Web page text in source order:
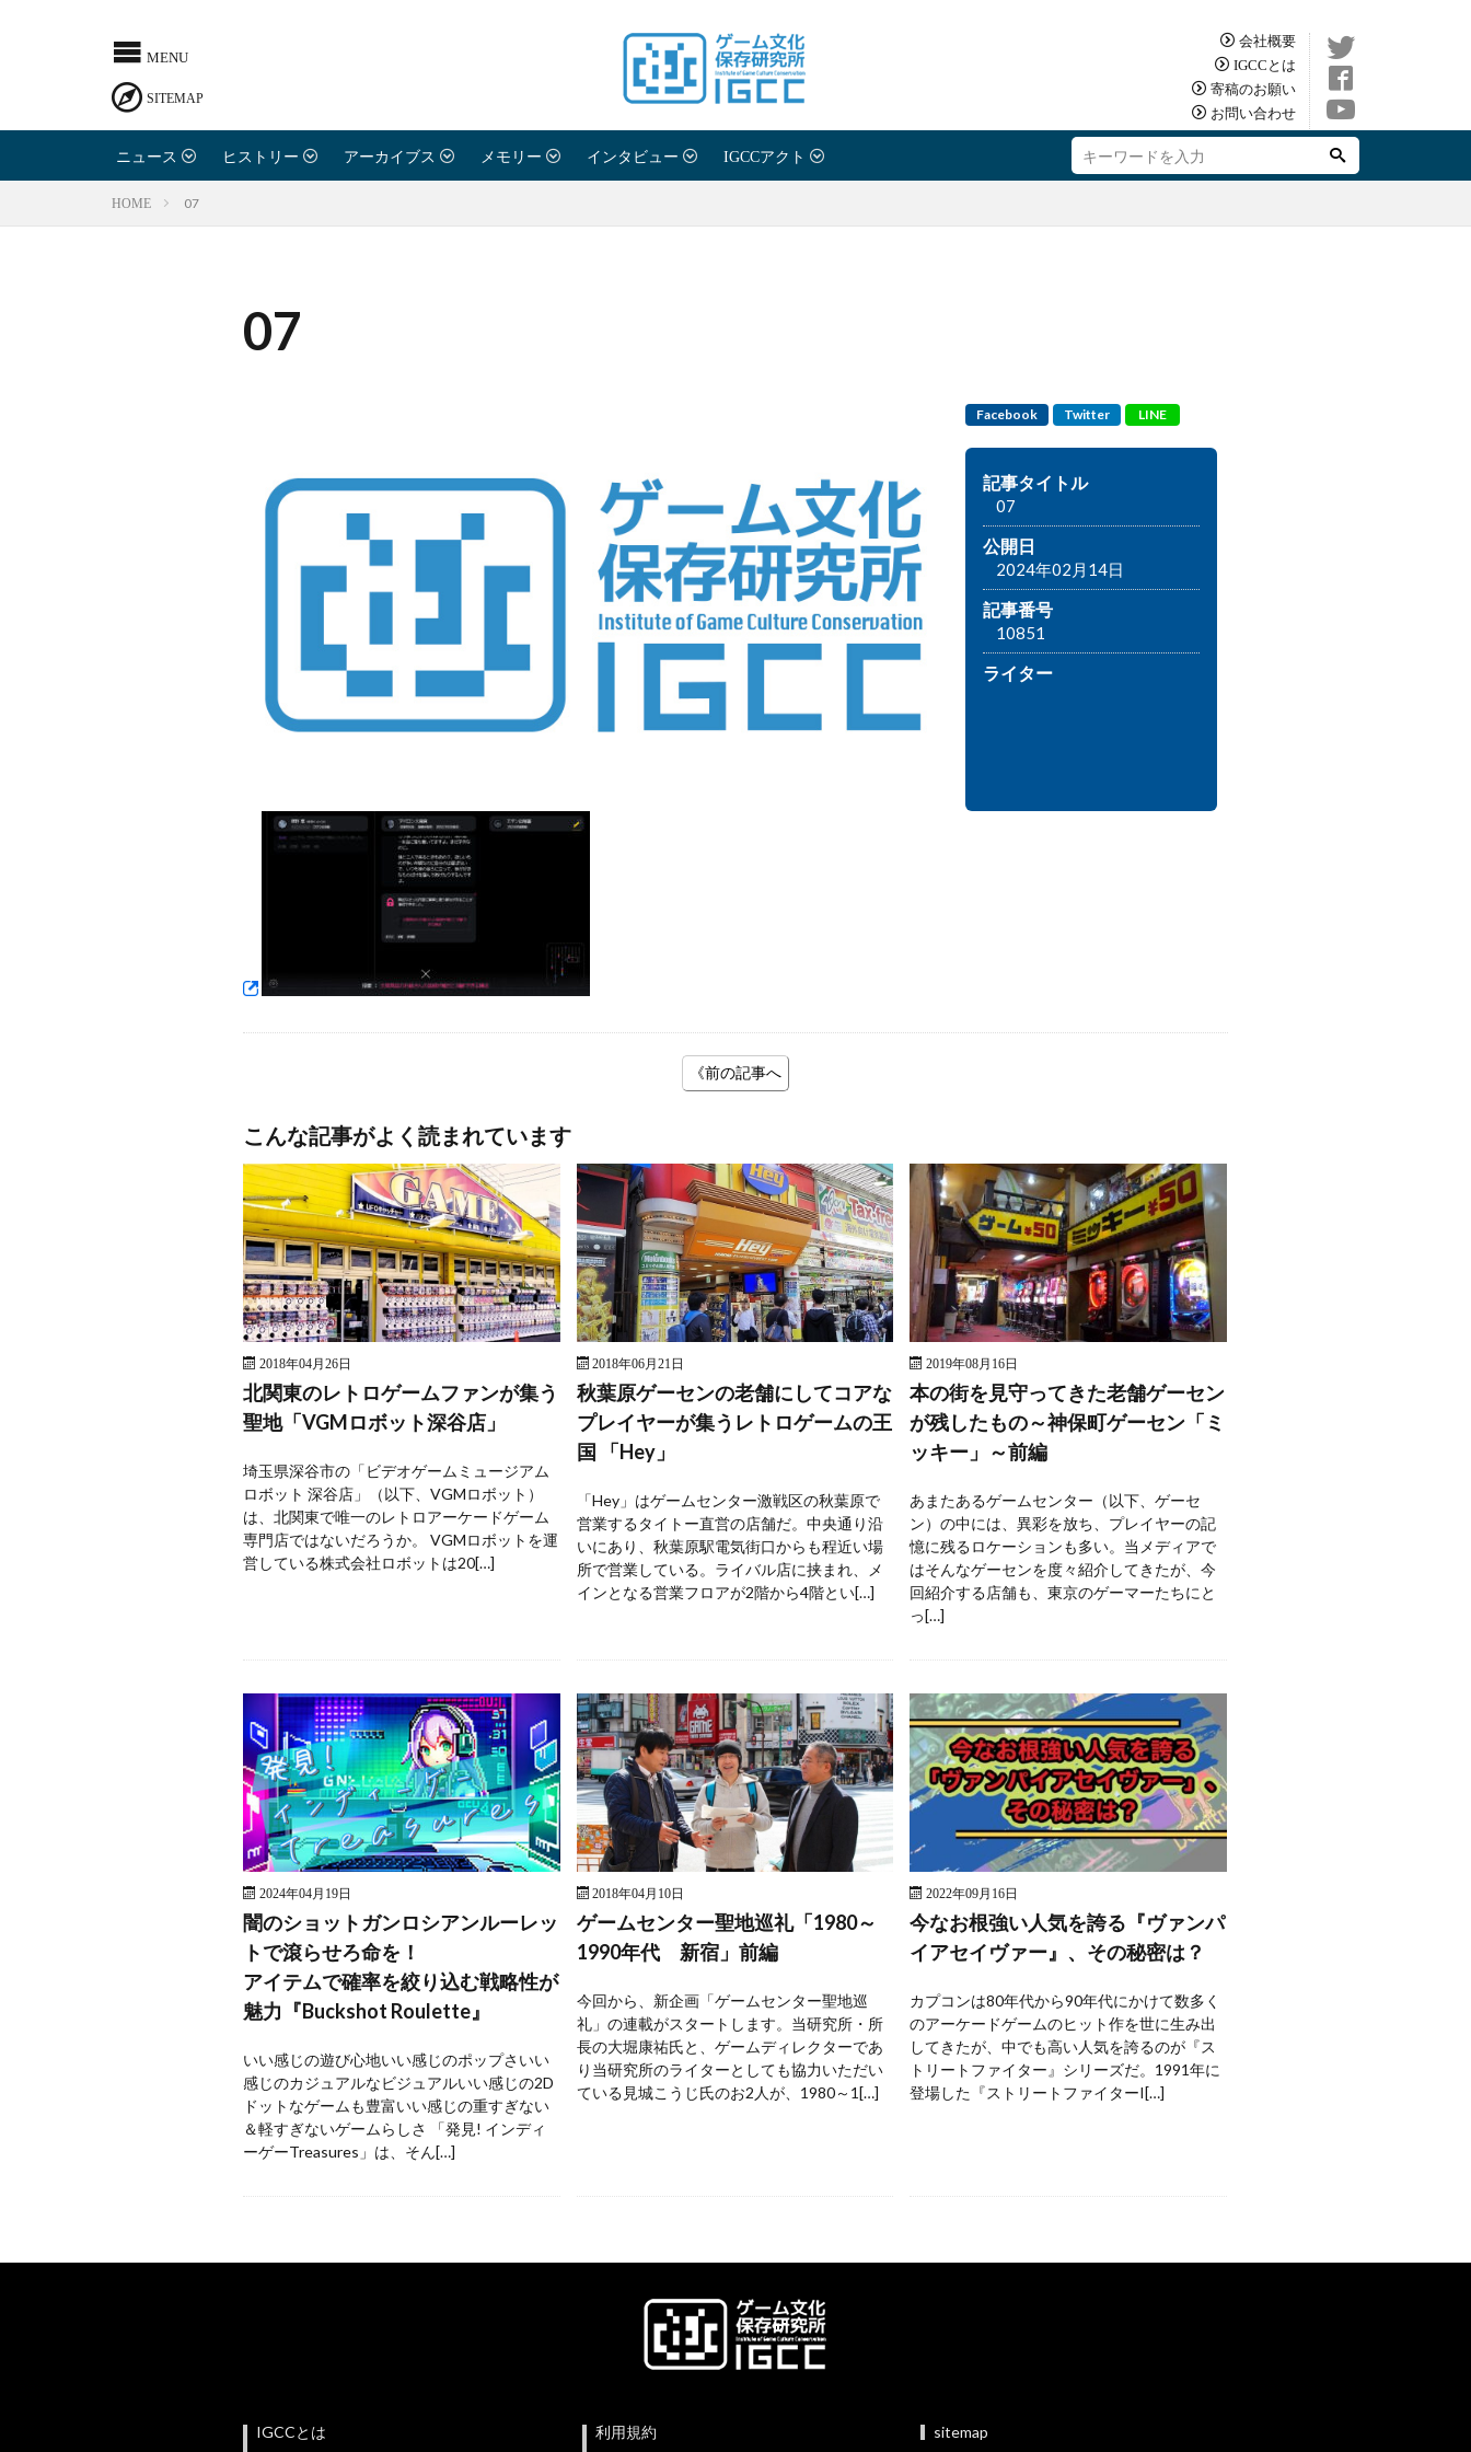
会社概要
IGCCとは
寄稿のお願い
お問い合わせ
ニュース ヒストリー アーカイブス メモリー インタビュー IGCCアクト
HOME 07
07
Facebook Twitter LINE
記事タイトル
07
公開日
2024年02月14日
記事番号
10851
ライター
《前の記事へ
こんな記事がよく読まれています
2018年04月26日
北関東のレトロゲームファンが集う
聖地「VGMロボット深谷店」
埼玉県深谷市の「ビデオゲームミュージアム
ロボット 深谷店」（以下、VGMロボット）
は、北関東で唯一のレトロアーケードゲーム
専門店ではないだろうか。 VGMロボットを運
営している株式会社ロボットは20[…]
2018年06月21日
秋葉原ゲーセンの老舗にしてコアな
プレイヤーが集うレトロゲームの王
国 「Hey」
「Hey」はゲームセンター激戦区の秋葉原で
営業するタイトー直営の店舗だ。中央通り沿
いにあり、秋葉原駅電気街口からも程近い場
所で営業している。ライバル店に挟まれ、メ
インとなる営業フロアが2階から4階とい[…]
2019年08月16日
本の街を見守ってきた老舗ゲーセン
が残したもの～神保町ゲーセン「ミ
ッキー」～前編
あまたあるゲームセンター（以下、ゲーセ
ン）の中には、異彩を放ち、プレイヤーの記
憶に残るロケーションも多い。当メディアで
はそんなゲーセンを度々紹介してきたが、今
回紹介する店舗も、東京のゲーマーたちにと
っ[…]
2024年04月19日
闇のショットガンロシアンルーレッ
トで滾らせろ命を！
アイテムで確率を絞り込む戦略性が
魅力『Buckshot Roulette』
いい感じの遊び心地いい感じのポップさいい
感じのカジュアルなビジュアルいい感じの2D
ドットなゲームも豊富いい感じの重すぎない
＆軽すぎないゲームらしさ 「発見! インディ
ーゲーTreasures」は、そん[…]
2018年04月10日
ゲームセンター聖地巡礼「1980～
1990年代 新宿」前編
今回から、新企画「ゲームセンター聖地巡
礼」の連載がスタートします。当研究所・所
長の大堀康祐氏と、ゲームディレクターであ
り当研究所のライターとしても協力いただい
ている見城こうじ氏のお2人が、1980～1[…]
2022年09月16日
今なお根強い人気を誇る『ヴァンパ
イアセイヴァー』、その秘密は？
カプコンは80年代から90年代にかけて数多く
のアーケードゲームのヒット作を世に生み出
してきたが、中でも高い人気を誇るのが『ス
トリートファイター』シリーズだ。1991年に
登場した『ストリートファイターI[…]
IGCCとは
利用規約
sitemap